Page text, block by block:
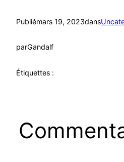
Publiémars 19, 2023dans
parGandalf
Étiquettes :